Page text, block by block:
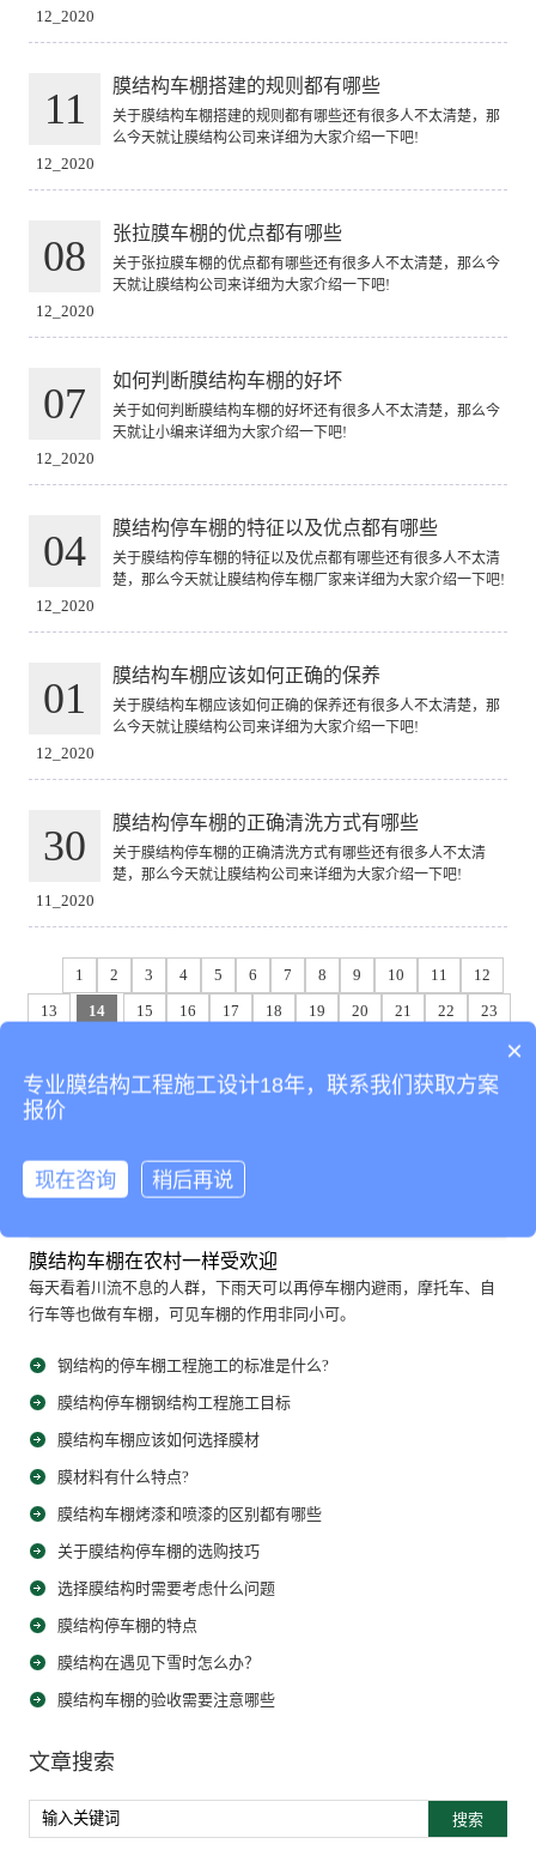
12_2020
11
12_2020
膜结构车棚搭建的规则都有哪些
关于膜结构车棚搭建的规则都有哪些还有很多人不太清楚，那
么今天就让膜结构公司来详细为大家介绍一下吧!
08
12_2020
张拉膜车棚的优点都有哪些
关于张拉膜车棚的优点都有哪些还有很多人不太清楚，那么今
天就让膜结构公司来详细为大家介绍一下吧!
07
12_2020
如何判断膜结构车棚的好坏
关于如何判断膜结构车棚的好坏还有很多人不太清楚，那么今
天就让小编来详细为大家介绍一下吧!
04
12_2020
膜结构停车棚的特征以及优点都有哪些
关于膜结构停车棚的特征以及优点都有哪些还有很多人不太清
楚，那么今天就让膜结构停车棚厂家来详细为大家介绍一下吧!
01
12_2020
膜结构车棚应该如何正确的保养
关于膜结构车棚应该如何正确的保养还有很多人不太清楚，那
么今天就让膜结构公司来详细为大家介绍一下吧!
30
11_2020
膜结构停车棚的正确清洗方式有哪些
关于膜结构停车棚的正确清洗方式有哪些还有很多人不太清
楚，那么今天就让膜结构公司来详细为大家介绍一下吧!
1 2 3 4 5 6 7 8 9 10 11
12
13
14 15 16 17 18 19 20 21 22
23
35
36 下一页 尾页
热门阅读
膜结构车棚在农村一样受欢迎
每天看着川流不息的人群，下雨天可以再停车棚内避雨，摩托车、自
行车等也做有车棚，可见车棚的作用非同小可。
钢结构的停车棚工程施工的标准是什么?
膜结构停车棚钢结构工程施工目标
膜结构车棚应该如何选择膜材
膜材料有什么特点?
膜结构车棚烤漆和喷漆的区别都有哪些
关于膜结构停车棚的选购技巧
选择膜结构时需要考虑什么问题
膜结构停车棚的特点
膜结构在遇见下雪时怎么办？
膜结构车棚的验收需要注意哪些
文章搜索
搜索
×
专业膜结构工程施工设计18年，联系我们获取方案
报价
现在咨询 稍后再说